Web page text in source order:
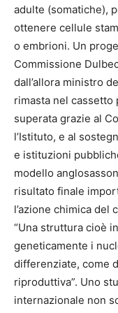
adulte (somatiche),
ottenere cellule
o embrioni. Un
Commissione
dall’allora ministro
rimasta nel cassetto
superata grazie al
l’Istituto, e al
e istituzioni
modello
risultato finale
l’azione chimica del
“Una struttura cioè
geneticamente i
differenziate, come
riproduttiva”. Uno
internazionale non